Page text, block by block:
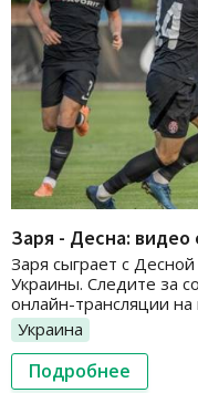
Заря - Десна:
Заря сыграет с
Украины. Следите за
онлайн-трансляции
Украина
Подробнее